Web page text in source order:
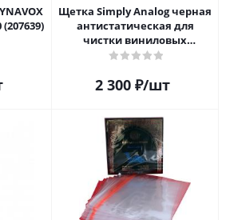
Щетка Simply Analog черная
антистатическая для
чистки виниловых
пластинок
2 300₽/шт